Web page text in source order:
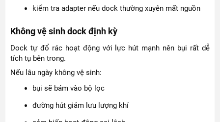
kiểm tra adapter nếu dock thường xuyên mất nguồn
Không vệ sinh dock định kỳ
Dock tự đổ rác hoạt động với lực hút mạnh nên bụi rất dễ
tích tụ bên trong.
Nếu lâu ngày không vệ sinh:
bụi sẽ bám vào bộ lọc
đường hút giảm lưu lượng khí